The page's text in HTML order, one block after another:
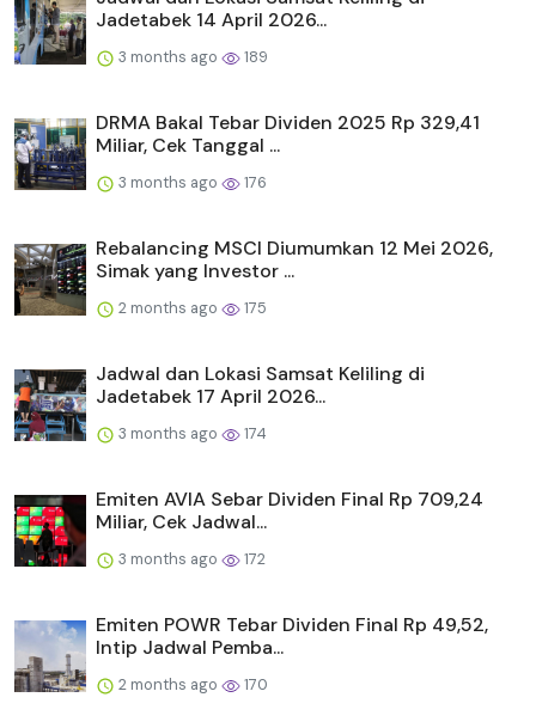
Jadetabek 14 April 2026...
3 months ago 189
DRMA Bakal Tebar Dividen 2025 Rp 329,41
Miliar, Cek Tanggal ...
3 months ago 176
Rebalancing MSCI Diumumkan 12 Mei 2026,
Simak yang Investor ...
2 months ago 175
Jadwal dan Lokasi Samsat Keliling di
Jadetabek 17 April 2026...
3 months ago 174
Emiten AVIA Sebar Dividen Final Rp 709,24
Miliar, Cek Jadwal...
3 months ago 172
Emiten POWR Tebar Dividen Final Rp 49,52,
Intip Jadwal Pemba...
2 months ago 170